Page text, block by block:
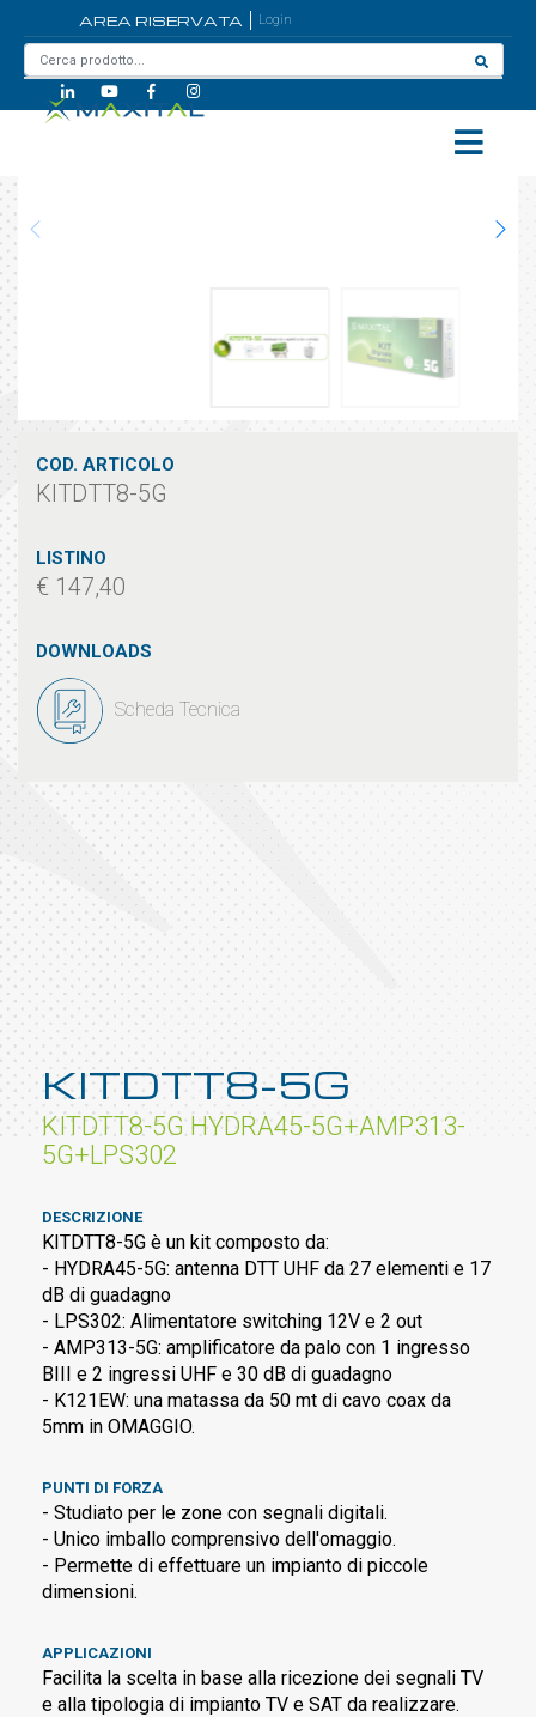
AREA RISERVATA Login
COD. ARTICOLO
KITDTT8-5G
LISTINO
€ 147,40
DOWNLOADS
Scheda Tecnica
KITDTT8-5G
KITDTT8-5G HYDRA45-5G+AMP313-
5G+LPS302
DESCRIZIONE
KITDTT8-5G è un kit composto da:
- HYDRA45-5G: antenna DTT UHF da 27 elementi e 17
dB di guadagno
- LPS302: Alimentatore switching 12V e 2 out
- AMP313-5G: amplificatore da palo con 1 ingresso
BIII e 2 ingressi UHF e 30 dB di guadagno
- K121EW: una matassa da 50 mt di cavo coax da
5mm in OMAGGIO.
PUNTI DI FORZA
- Studiato per le zone con segnali digitali.
- Unico imballo comprensivo dell'omaggio.
- Permette di effettuare un impianto di piccole
dimensioni.
APPLICAZIONI
Facilita la scelta in base alla ricezione dei segnali TV
e alla tipologia di impianto TV e SAT da realizzare.